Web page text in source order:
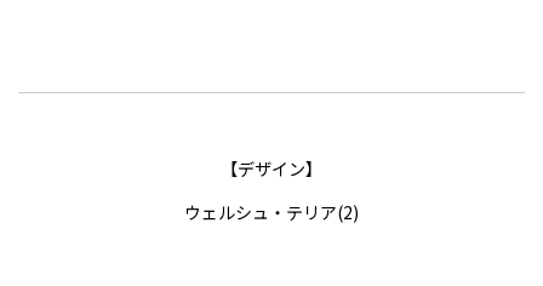
【デザイン】
ウェルシュ・テリア(2)